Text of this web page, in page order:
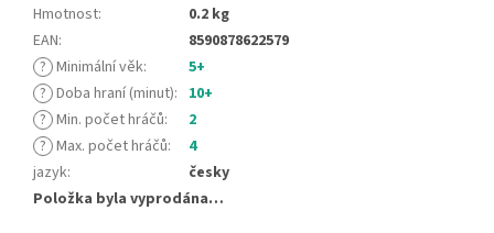
Hmotnost:
0.2 kg
EAN:
8590878622579
? Minimální věk:
5+
? Doba hraní (minut): 10+
? Min. počet hráčů:
2
? Max. počet hráčů:
4
jazyk:
česky
Položka byla vyprodána…